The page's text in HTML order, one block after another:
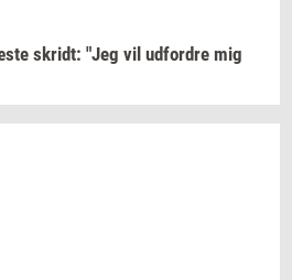
skridt: "Jeg vil ud­for­dre mig